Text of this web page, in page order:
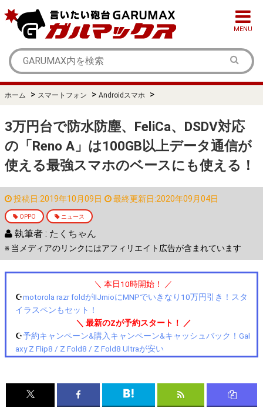
MENU
ホーム > スマートフォン > Androidスマホ >
3万円台で防水防塵、FeliCa、DSDV対応
の「Reno A」は100GB以上データ通信が
使える最強スマホのベースにも使える！
投稿日:2019年10月09日 最終更新日:2020年09月04日
OPPO ニュース
執筆者 : たくちゃん
※ 当メディアのリンクにはアフィリエイト広告が含まれています
＼ 本日10時開始！ ／
☪️motorola razr foldがIIJmioにMNPでいきなり10万円引き！スタ
イラスペンもセット！
＼ 最新のZが予約スタート！ ／
☪️予約キャンペーン&購入キャンペーン&キャッシュバック！Gal
axy Z Flip8 / Z Fold8 / Z Fold8 Ultraが安い